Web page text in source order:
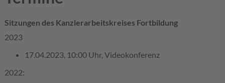
Sitzungen des Kanzlerarbeitskreises Fortbildung
2023
17.04.2023, 10:00 Uhr, Videokonferenz
2022: